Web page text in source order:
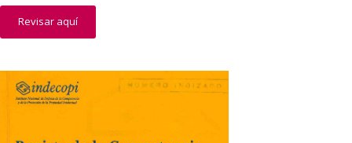
Revisar aquí